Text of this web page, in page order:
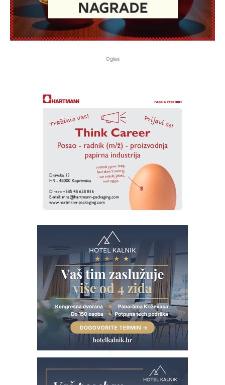
Oglas